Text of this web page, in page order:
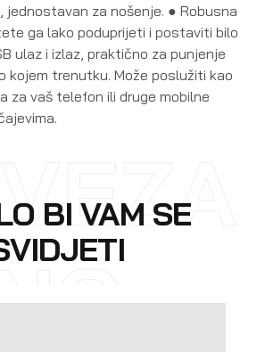
za nošenje. ● Robusna
ga lako poduprijeti i postaviti bilo
ulaz i izlaz, praktično za punjenje
kojem trenutku. Može poslužiti kao
za vaš telefon ili druge mobilne
BI VAM SE